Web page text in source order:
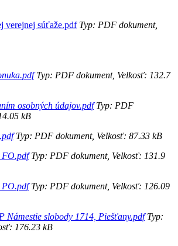
verejnej súťaže.pdfTyp: PDF dokument,
Typ: PDF dokument, Velkosť: 132.7
osobných údajov.pdfTyp: PDF
kB
Typ: PDF dokument, Velkosť: 87.33 kB
FO.pdfTyp: PDF dokument, Velkosť: 131.9
PO.pdfTyp: PDF dokument, Velkosť: 126.09
Námestie slobody 1714, Piešťany.pdfTyp:
176.23 kB